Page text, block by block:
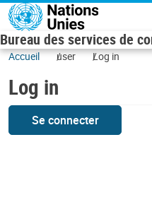
Skip to main content
Bureau des services de
Accueil user Log in
Log in
Se connecter